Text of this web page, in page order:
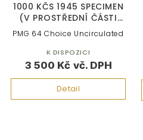
1000 KČS 1945 SPECIMEN
(V PROSTŘEDNÍ ČÁSTI
BANKOVKY)
3 500 Kč
Detail
PMG 64 Choice Uncirculated
K DISPOZICI